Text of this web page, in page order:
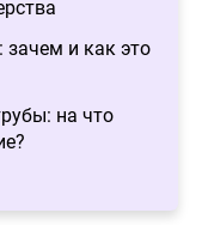
и как это
на что